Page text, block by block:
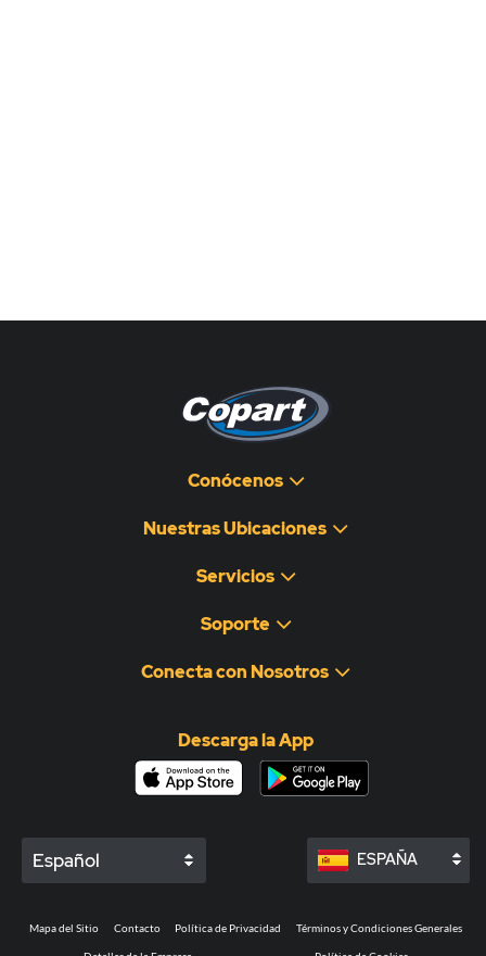
Conócenos
Nuestras Ubicaciones
Servicios
Soporte
Conecta con Nosotros
Descarga la App
Español ESPAÑA
Mapa del Sitio Contacto Política de Privacidad Términos y Condiciones Generales